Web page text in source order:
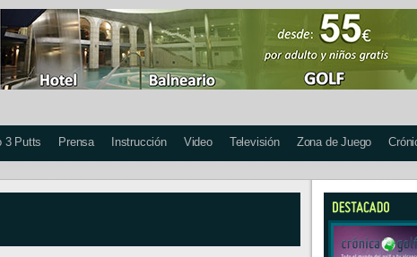
3 Putts Prensa Instrucción Video Televisión Zona de Juego